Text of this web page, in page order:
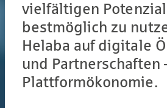
vielfältigen
bestmöglich zu
Helaba auf digitale
und Partnerschaften
Plattformökonomie.